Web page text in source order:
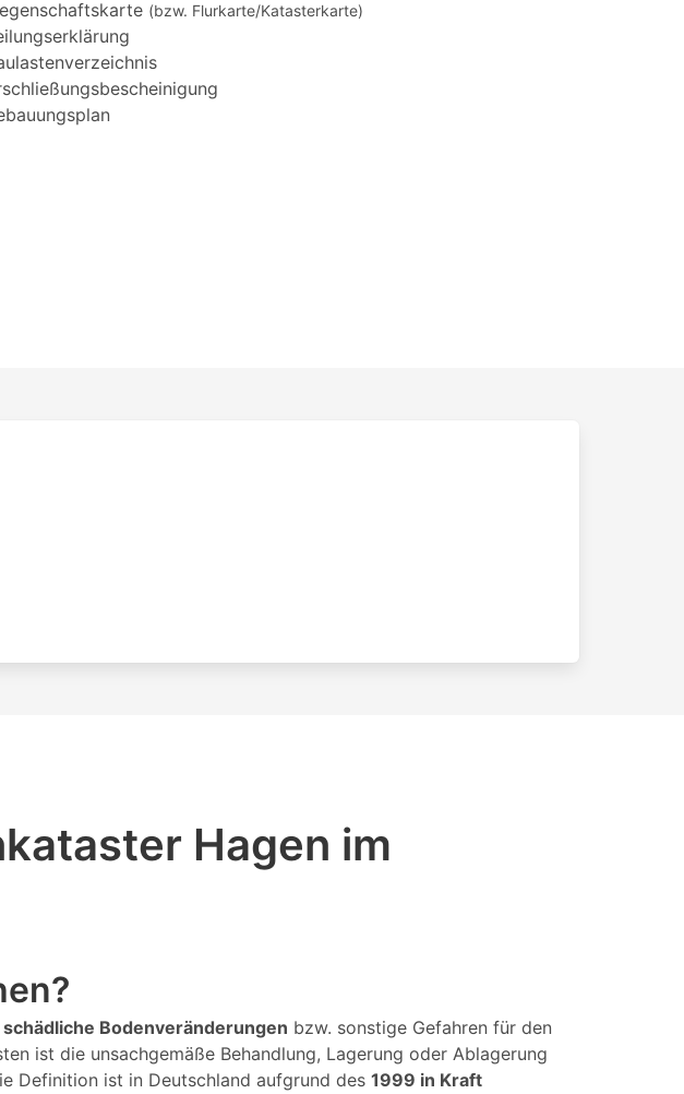
(bzw. Flurkarte/Katasterkarte)
Hagen im
schädliche Bodenveränderungen bzw. sonstige Gefahren für den
ist die unsachgemäße Behandlung, Lagerung oder Ablagerung
Definition ist in Deutschland aufgrund des 1999 in Kraft